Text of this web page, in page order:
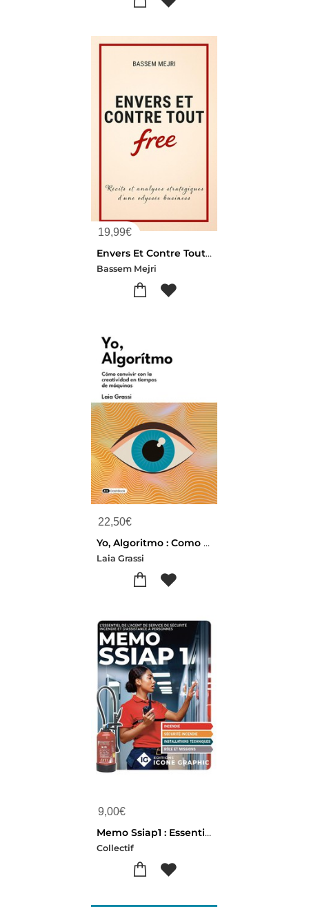
19,99€
Envers Et Contre Tout : Recits Et Analyses Strategiques D'une Odyssee Business
Bassem Mejri
22,50€
Yo, Algoritmo : Como Convivir Con La Creatividad En Tiempos De Maquinas
Laia Grassi
9,00€
Memo Ssiap1 : Essentiel D'agent De Service De Securite Incendie Et D'assistance A Personnes (4e Edition)
Collectif